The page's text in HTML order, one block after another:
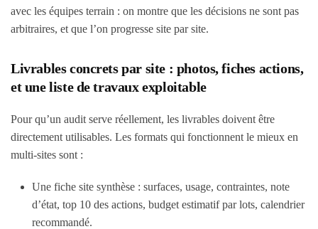
avec les équipes terrain : on montre que les décisions ne sont pas
arbitraires, et que l’on progresse site par site.
Livrables concrets par site : photos, fiches actions,
et une liste de travaux exploitable
Pour qu’un audit serve réellement, les livrables doivent être
directement utilisables. Les formats qui fonctionnent le mieux en
multi-sites sont :
Une fiche site synthèse : surfaces, usage, contraintes, note
d’état, top 10 des actions, budget estimatif par lots, calendrier
recommandé.